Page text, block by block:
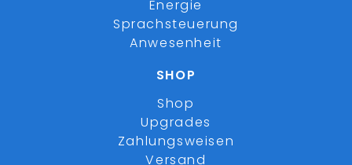
Energie
Sprachsteuerung
Anwesenheit
SHOP
Shop
Upgrades
Zahlungsweisen
Versand